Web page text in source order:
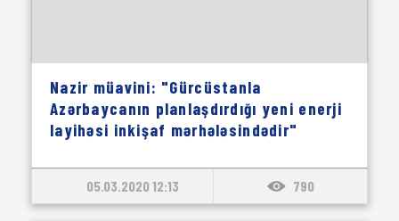
Nazir müavini: "Gürcüstanla
Azərbaycanın planlaşdırdığı yeni enerji
layihəsi inkişaf mərhələsindədir"
05.03.2020 12:13 790